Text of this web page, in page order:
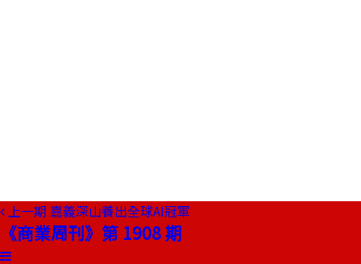
上一期 嘉義深山養出全球AI冠軍
《商業周刊》第 1908 期